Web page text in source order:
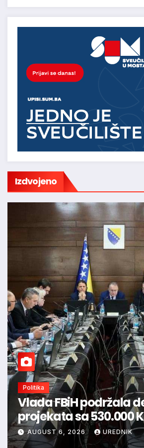
Izdvojeno
Politika
Vlada FBiH podržala
projekata sa 530.000
AUGUST 6, 2026 UREDNIK